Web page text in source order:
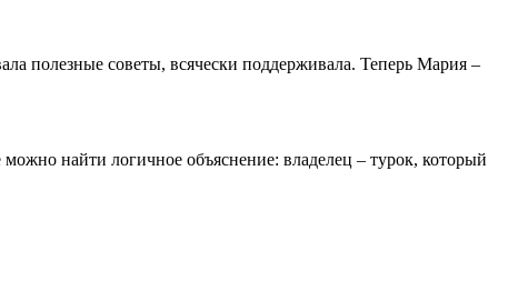
полезные советы, всячески поддерживала. Теперь Мария –
найти логичное объяснение: владелец – турок, который